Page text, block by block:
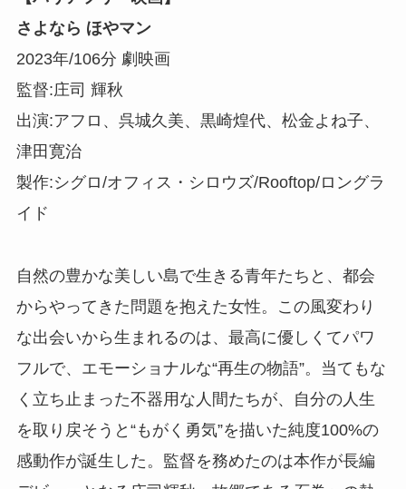
さよなら ほやマン
2023年/106分 劇映画
監督:庄司 輝秋
出演:アフロ、呉城久美、黒崎煌代、松金よね子、
津田寛治
製作:シグロ/オフィス・シロウズ/Rooftop/ロングラ
イド
自然の豊かな美しい島で生きる青年たちと、都会
からやってきた問題を抱えた女性。この風変わり
な出会いから生まれるのは、最高に優しくてパワ
フルで、エモーショナルな“再生の物語”。当てもな
く立ち止まった不器用な人間たちが、自分の人生
を取り戻そうと“もがく勇気”を描いた純度100%の
感動作が誕生した。監督を務めたのは本作が長編